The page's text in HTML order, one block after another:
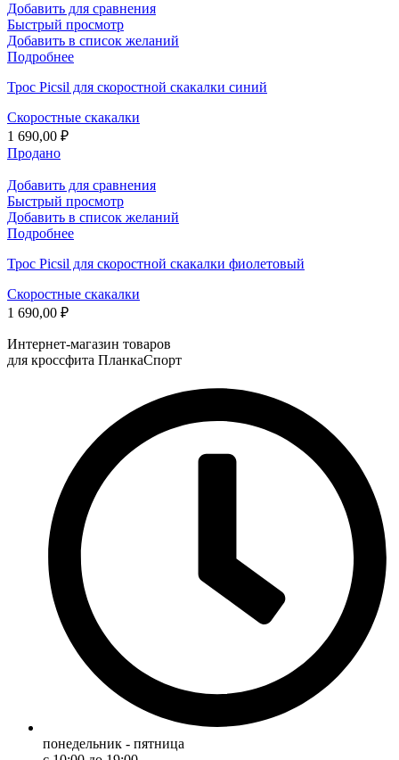
Добавить для сравнения
Быстрый просмотр
Добавить в список желаний
Подробнее
Трос Picsil для скоростной скакалки синий
Скоростные скакалки
1 690,00 ₽
Продано
Добавить для сравнения
Быстрый просмотр
Добавить в список желаний
Подробнее
Трос Picsil для скоростной скакалки фиолетовый
Скоростные скакалки
1 690,00 ₽
Интернет-магазин товаров
для кроссфита ПланкаСпорт
понедельник - пятница